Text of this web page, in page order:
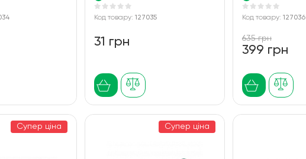
Код товару: 127035
31 грн
Код товару: 127036
635 грн
399 грн
Супер ціна Супер ціна